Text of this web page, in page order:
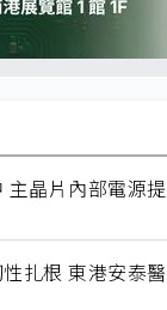
主晶片內部電源
扎根 東港安泰